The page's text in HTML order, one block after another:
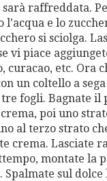
raffreddata.
l’acqua e lo
si sciolga.
vi piace
curacao, etc. Ora
un coltello a
fogli. Bagnate il
poi uno
al terzo strato
crema. Lasciate
montate la
Spalmate sul